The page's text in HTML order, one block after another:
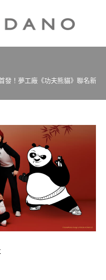
發！夢工廠《功夫熊貓》聯名新品